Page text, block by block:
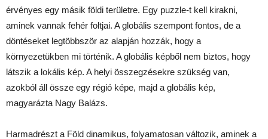
érvényes egy másik földi területre. Egy puzzle-t kell kirakni,
aminek vannak fehér foltjai. A globális szempont fontos, de a
döntéseket legtöbbször az alapján hozzák, hogy a
környezetükben mi történik. A globális képből nem biztos, hogy
látszik a lokális kép. A helyi összegzésekre szükség van,
azokból áll össze egy régió képe, majd a globális kép,
magyarázta Nagy Balázs.
Harmadrészt a Föld dinamikus, folyamatosan változik, aminek a